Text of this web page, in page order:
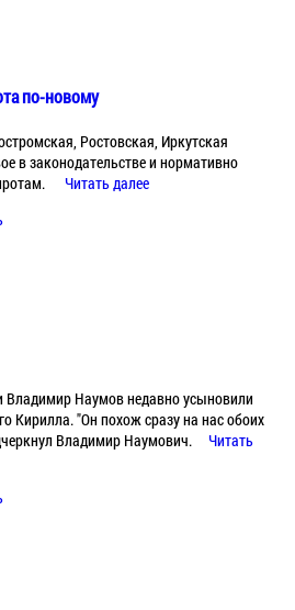
по-новому
Ростовская, Иркутская
в законодательстве и нормативно
Читать далее
Владимир Наумов недавно усыновили
Кирилла. "Он похож сразу на нас обоих
Владимир Наумович.
Читать